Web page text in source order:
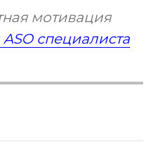
мотивация
ASO специалиста